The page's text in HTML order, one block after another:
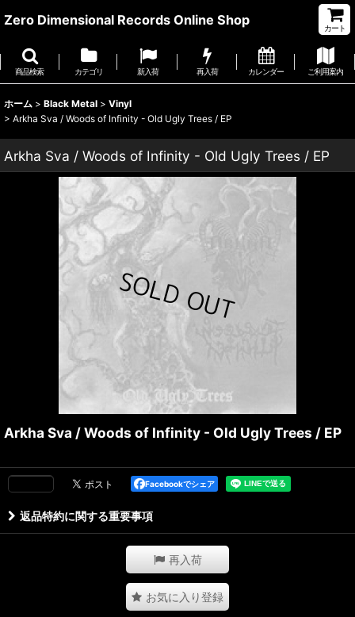
Zero Dimensional Records Online Shop
カート
商品検索 カテゴリ 新入荷 再入荷 カレンダー ご利用案内
ホーム > Black Metal > Vinyl
> Arkha Sva / Woods of Infinity - Old Ugly Trees / EP
Arkha Sva / Woods of Infinity - Old Ugly Trees / EP
Arkha Sva / Woods of Infinity - Old Ugly Trees / EP
Facebookでシェア
返品特約に関する重要事項
再入荷
お気に入り登録